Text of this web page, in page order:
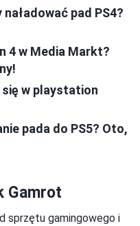
pad PS4?
4 w Media Markt?
w playstation
pada do PS5? Oto,
Gamrot
sprzętu gamingowego i